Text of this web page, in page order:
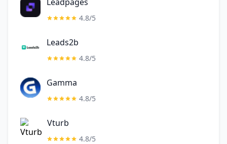
4.8/5
Leads2b
4.8/5
Gamma
4.8/5
Vturb
4.8/5